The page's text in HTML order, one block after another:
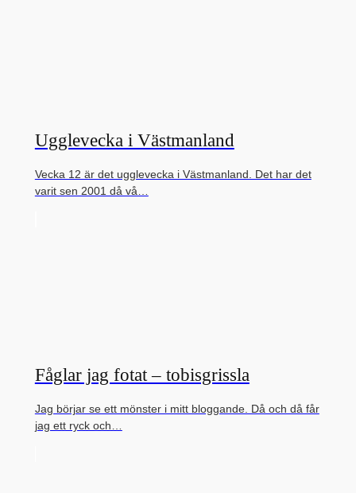
Ugglevecka i Västmanland
Vecka 12 är det ugglevecka i Västmanland. Det har det
varit sen 2001 då vå…
Fåglar jag fotat – tobisgrissla
Jag börjar se ett mönster i mitt bloggande. Då och då får
jag ett ryck och…